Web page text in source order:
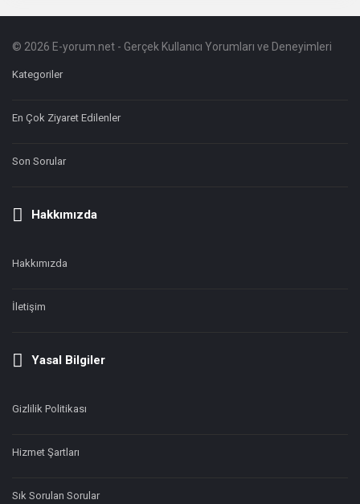
Footer
Hakkında
© 2026 E-yorum.net - Gerçek Kullanıcı Yorumları ve Deneyimleri
Kategoriler
En Çok Ziyaret Edilenler
Son Sorular
Hakkımızda
Hakkımızda
İletişim
Yasal Bilgiler
Gizlilik Politikası
Hizmet Şartları
Sık Sorulan Sorular